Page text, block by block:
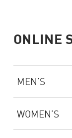
ONLINE
MEN’S
WOMEN’S